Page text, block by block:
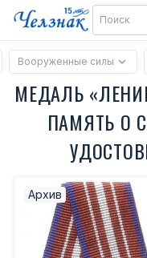
Вооруженные силы
МЕДАЛЬ
ПАМЯТЬ О
Архив